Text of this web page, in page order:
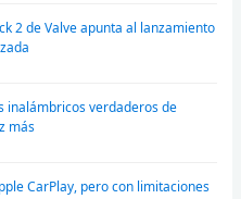
2 de Valve apunta al lanzamiento
inalámbricos verdaderos de
más
CarPlay, pero con limitaciones